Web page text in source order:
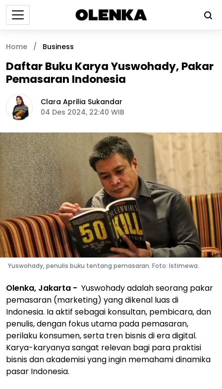
Home / Business
Daftar Buku Karya Yuswohady, Pakar
Pemasaran Indonesia
Clara Aprilia Sukandar
04 Des 2024, 22:40 WIB
Yuswohady, penulis buku tentang pemasaran. Foto: Istimewa.
Olenka, Jakarta - Yuswohady adalah seorang pakar
pemasaran (marketing) yang dikenal luas di
Indonesia. Ia aktif sebagai konsultan, pembicara, dan
penulis, dengan fokus utama pada pemasaran,
perilaku konsumen, serta tren bisnis di era digital.
Karya-karyanya sangat relevan bagi para praktisi
bisnis dan akademisi yang ingin memahami dinamika
pasar Indonesia.